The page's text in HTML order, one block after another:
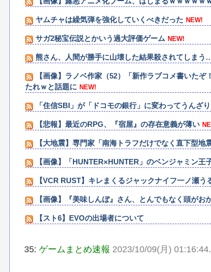
ヤムチャは繰気弾を強化していくべきだった NEW!
サガ2秘宝伝説とかいう過大評価ゲーム NEW!
熊さん、人間が勝手に山壊した結果殺されてしまう
【画像】ラノベ作家（52）「新作ラブコメ書いた
たれｗと話題に NEW!
「住信SBI」が「ドコモの銀行」に変わってうんざ
【悲報】最近のRPG、『宿屋』の存在意義が薄い
【大地震】専門家「南海トラフだけでなく直下型
【画像】「HUNTER×HUNTER」のベンジャミン王
【VCR RUST】キレまくるジャックナイフ一ノ瀬う
【画像】『美味しんぼ』さん、とんでもなく頭がお
【スト6】EVOの出場者について
35: ゲームまとめ速報 2023/10/09(月)